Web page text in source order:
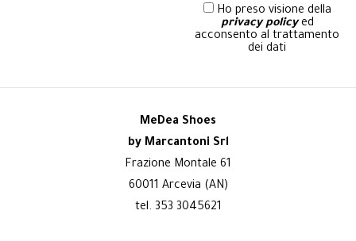
Ho preso visione della
privacy policyed
acconsento al trattamento
dei dati
MeDea Shoes
by Marcantoni Srl
Frazione Montale 61
60011 Arcevia (AN)
tel. 353 3045621